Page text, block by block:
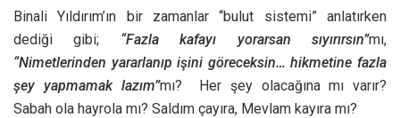
Binali Yıldırım’ın bir zamanlar “bulut sistemi” anlatırken
dediği gibi; “Fazla kafayı yorarsan sıyırırsın”mı,
“Nimetlerinden yararlanıp işini göreceksin… hikmetine fazla
şey yapmamak lazım”mı? Her şey olacağına mı varır?
Sabah ola hayrola mı? Saldım çayıra, Mevlam kayıra mı?